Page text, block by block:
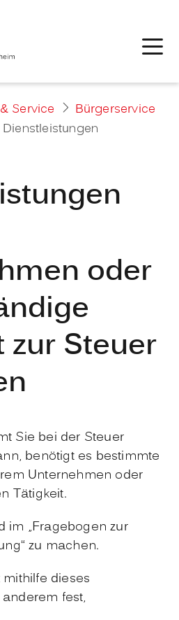
Service
Bürgerservice
Dienstleistungen
oder
zur Steuer
Sie bei der Steuer
benötigt es bestimmte
Unternehmen oder
Tätigkeit.
im „Fragebogen zur
zu machen.
dieses
fest,